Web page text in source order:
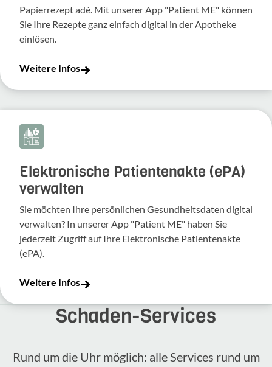
Papierrezept adé. Mit unserer App "Patient ME" können
Sie Ihre Rezepte ganz einfach digital in der Apotheke
einlösen.
Weitere Infos
Elektronische Patientenakte (ePA)
verwalten
Sie möchten Ihre persönlichen Gesundheitsdaten digital
verwalten? In unserer App "Patient ME" haben Sie
jederzeit Zugriff auf Ihre Elektronische Patientenakte
(ePA).
Weitere Infos
Schaden-​Services
Rund um die Uhr möglich: alle Services rund um